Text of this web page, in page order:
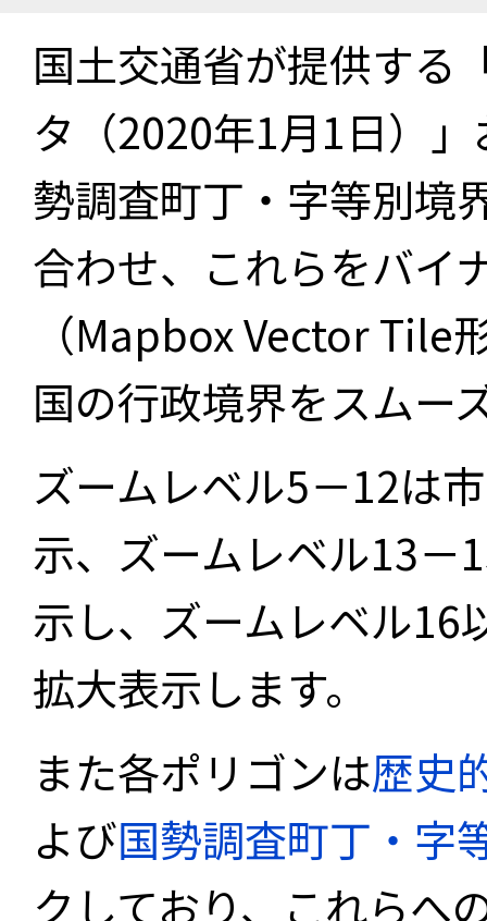
国土交通省が提供する
タ（2020年1月1日）
勢調査町丁・字等別境
合わせ、これらをバイ
（Mapbox Vector Tile
国の行政境界をスムー
ズームレベル5－12は
示、ズームレベル13－
示し、ズームレベル16
拡大表示します。
また各ポリゴンは歴史
よび国勢調査町丁・字
クしており、これらへ